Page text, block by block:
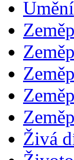
Umění
Živá